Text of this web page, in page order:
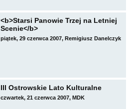
<b>Starsi Panowie Trzej na Letniej
Scenie</b>
piątek, 29 czerwca 2007, Remigiusz Danelczyk
III Ostrowskie Lato Kulturalne
czwartek, 21 czerwca 2007, MDK